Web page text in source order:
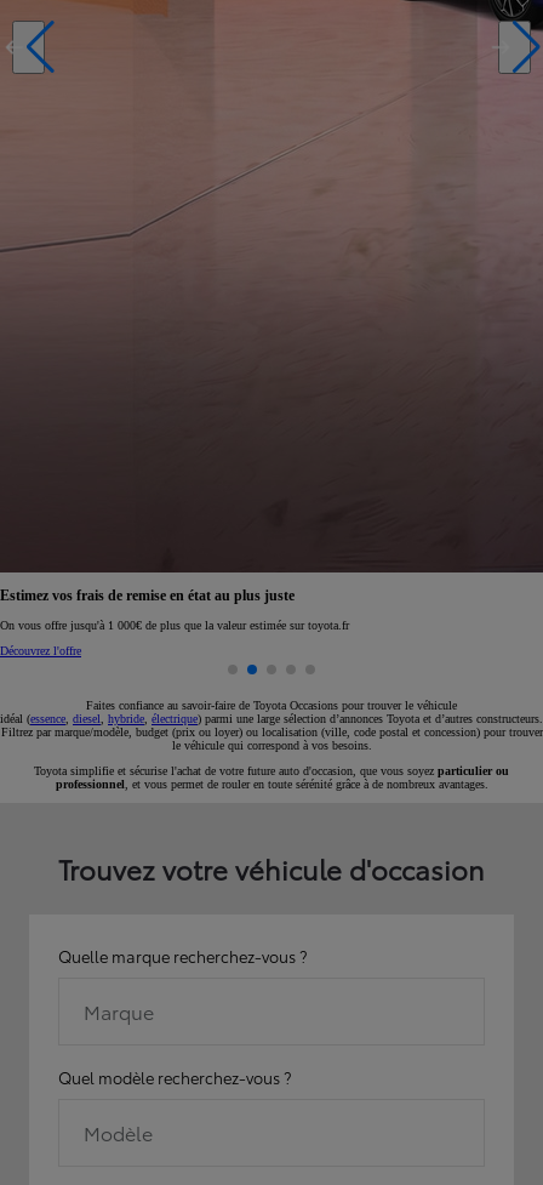
Réservez en ligne votre occasion pour 1€ seulement
Réservez en ligne
Faites confiance au savoir-faire de Toyota Occasions pour trouver le véhicule
idéal (essence diesel hybride électrique) parmi une large sélection d’annonces Toyota et d’autres constructeurs.
Filtrez par marque/modèle, budget (prix ou loyer) ou localisation (ville, code postal et concession) pour trouver
le véhicule qui correspond à vos besoins.
Toyota simplifie et sécurise l'achat de votre future auto d'occasion, que vous soyez particulier ou
professionnel , et vous permet de rouler en toute sérénité grâce à de nombreux avantages.
Trouvez votre véhicule d'occasion
Quelle marque recherchez-vous ?
Marque
Quel modèle recherchez-vous ?
Modèle